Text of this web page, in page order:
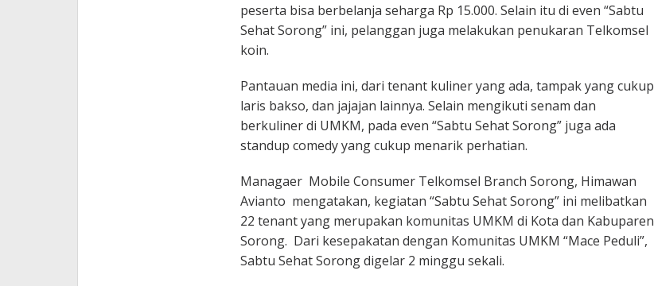
peserta bisa berbelanja seharga Rp 15.000. Selain itu di even “Sabtu
Sehat Sorong” ini, pelanggan juga melakukan penukaran Telkomsel
koin.
Pantauan media ini, dari tenant kuliner yang ada, tampak yang cukup
laris bakso, dan jajajan lainnya. Selain mengikuti senam dan
berkuliner di UMKM, pada even “Sabtu Sehat Sorong” juga ada
standup comedy yang cukup menarik perhatian.
Managaer Mobile Consumer Telkomsel Branch Sorong, Himawan
Avianto mengatakan, kegiatan “Sabtu Sehat Sorong” ini melibatkan
22 tenant yang merupakan komunitas UMKM di Kota dan Kabuparen
Sorong. Dari kesepakatan dengan Komunitas UMKM “Mace Peduli”,
Sabtu Sehat Sorong digelar 2 minggu sekali.